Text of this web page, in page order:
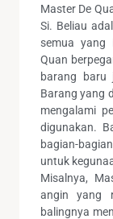
Master De
Si. Beliau
semua yang
Quan
barang baru
Barang yang
mengalami
digunakan.
bagian-
untuk
Misalnya,
angin yang
balingnya